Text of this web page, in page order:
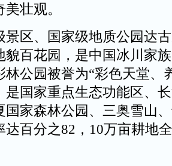
壮观。
区、国家级地质公园达
貌百花园，是中国冰川家
林公园被誉为“彩色天堂、
是国家重点生态功能区、
国家森林公园、三奥雪山
达百分之82，10万亩耕地